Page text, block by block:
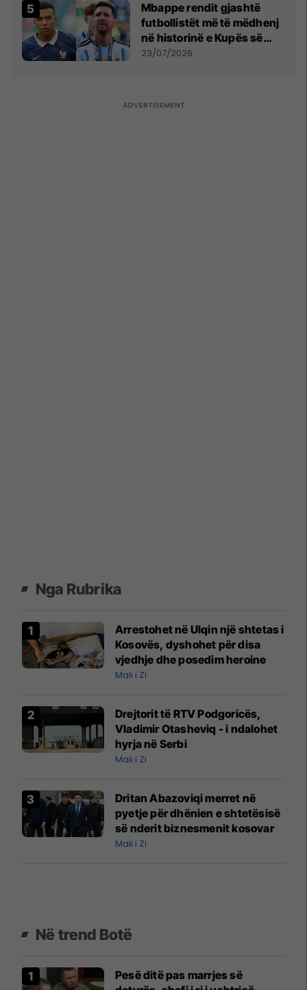
Mbappe rendit gjashtë
futbollistët më të mëdhenj
në historinë e Kupës së
Botës, Messi mbetet i dyti
23/07/2026
Nga Rubrika
Arrestohet në Ulqin një shtetas i
Kosovës, dyshohet për disa
vjedhje dhe posedim heroine
Mali i Zi
Drejtorit të RTV Podgoricës,
Vladimir Otasheviq - i ndalohet
hyrja në Serbi
Mali i Zi
Dritan Abazoviqi merret në
pyetje për dhënien e shtetësisë
së nderit biznesmenit kosovar
Mali i Zi
Në trend Botë
Pesë ditë pas marrjes së